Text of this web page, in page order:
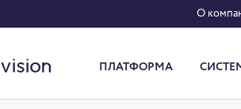
О
ПЛАТФОРМА